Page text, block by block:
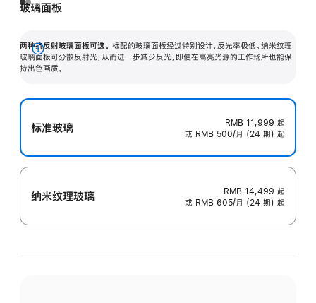
玻璃面板
两种抗反射玻璃面板可选。 标配的玻璃面板经过特别设计，反光率极低。纳米纹理
玻璃面板可分散反射光，从而进一步减少反光，即使在高亮光源的工作场所也能保
持出色画质。
展
开
标准玻璃 RMB 11,999 起
或 RMB 500/月 (24 期) 起
纳米纹理玻璃 RMB 14,499 起
或 RMB 605/月 (24 期) 起